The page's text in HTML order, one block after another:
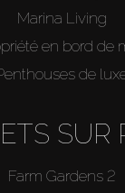
Marina Living
en bord de
de
SUR
Farm Gardens 2